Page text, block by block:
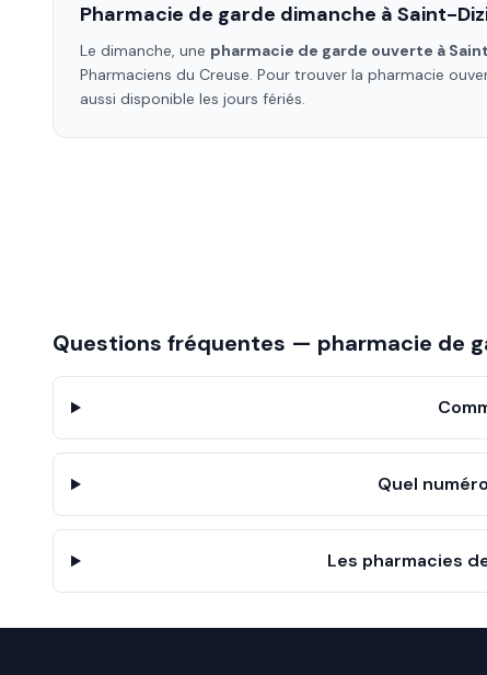
Pharmacie de garde dimanche à Saint-
Le dimanche, une pharmacie de garde ouverte à
Pharmaciens du Creuse. Pour trouver la pharmacie
aussi disponible les jours fériés.
Questions fréquentes — pharmacie de
Quel
Les pharmacies